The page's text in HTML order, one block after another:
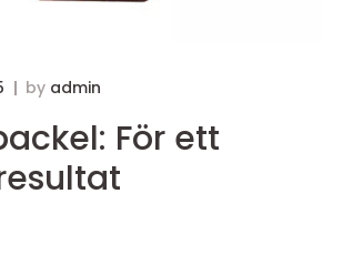
by admin
För ett